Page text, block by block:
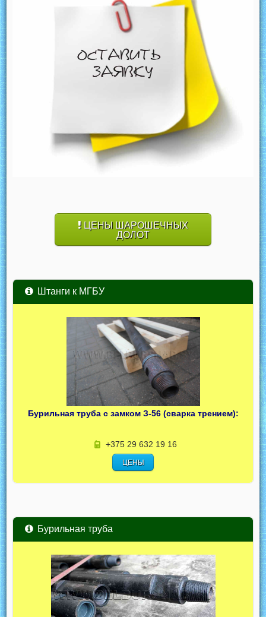
ЦЕНЫ ШАРОШЕЧНЫХ
ДОЛОТ
Штанги к МГБУ
Бурильная труба с замком З-56 (сварка трением):
+375 29 632 19 16
ЦЕНЫ
Бурильная труба